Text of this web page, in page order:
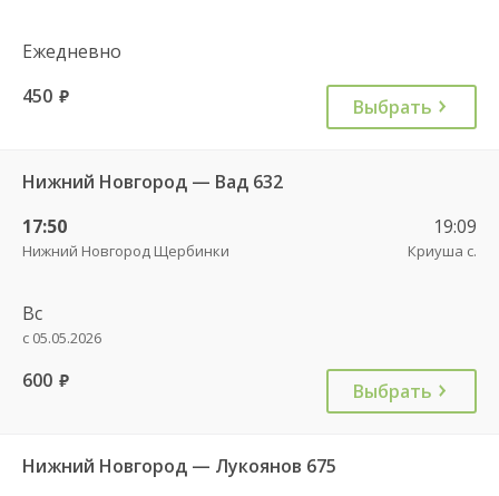
Ежедневно
450 руб. Выбрать
Нижний Новгород — Вад 632
17:50
Нижний Новгород Щербинки
19:09
Криуша с.
Вс
с 05.05.2026
600 руб. Выбрать
Нижний Новгород — Лукоянов 675